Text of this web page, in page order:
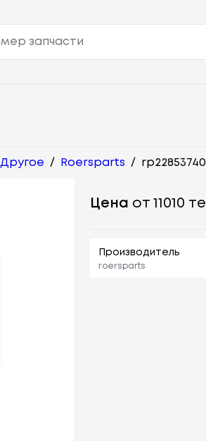
Другое / Roersparts / rp22853740
Цена от 11010
Производитель
roersparts